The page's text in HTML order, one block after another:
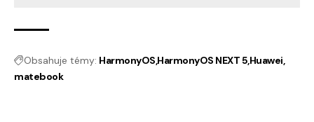
Obsahuje témy: HarmonyOS HarmonyOS NEXT 5 Huawei
matebook